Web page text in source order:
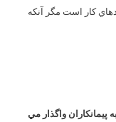
كار است مگر آنكه
واگذار مي